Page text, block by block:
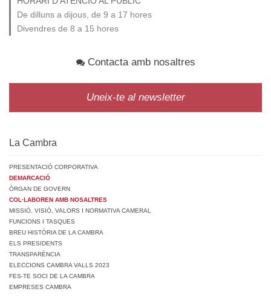
De dilluns a dijous, de 9 a 17 hores
Divendres de 8 a 15 hores
Contacta amb nosaltres
Uneix-te al newsletter
La Cambra
PRESENTACIÓ CORPORATIVA
DEMARCACIÓ
ÒRGAN DE GOVERN
COL·LABOREN AMB NOSALTRES
MISSIÓ, VISIÓ, VALORS I NORMATIVA CAMERAL
FUNCIONS I TASQUES
BREU HISTÒRIA DE LA CAMBRA
ELS PRESIDENTS
TRANSPARÈNCIA
ELECCIONS CAMBRA VALLS 2023
FES-TE SOCI DE LA CAMBRA
EMPRESES CAMBRA